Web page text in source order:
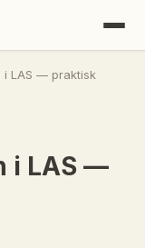
i LAS — praktisk
i LAS —